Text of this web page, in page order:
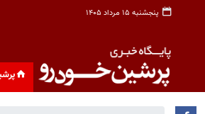
پنجشنبه ۱۵ مرداد ۱۴۰۵